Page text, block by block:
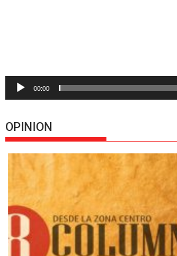
00:00
OPINION